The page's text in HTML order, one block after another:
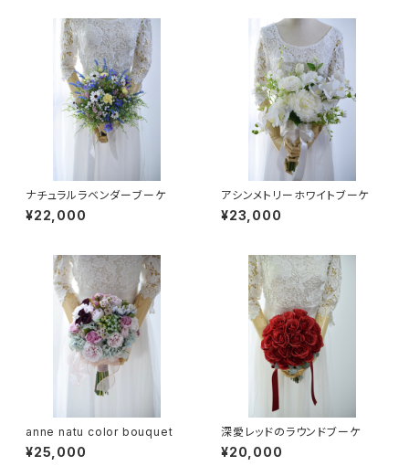
ナチュラルラベンダーブーケ
¥22,000
アシンメトリーホワイトブーケ
¥23,000
anne natu color bouquet
¥25,000
深愛レッドのラウンドブーケ
¥20,000